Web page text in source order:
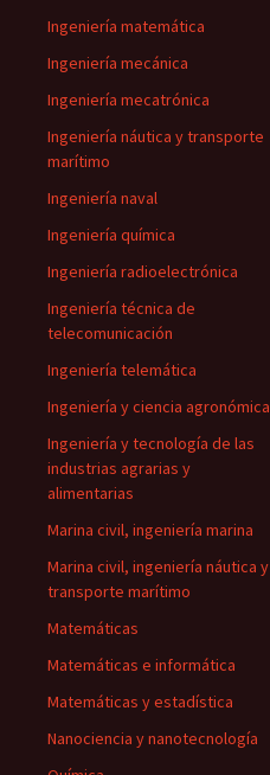
Ingeniería matemática
Ingeniería mecánica
Ingeniería mecatrónica
Ingeniería náutica y transporte
marítimo
Ingeniería naval
Ingeniería química
Ingeniería radioelectrónica
Ingeniería técnica de
telecomunicación
Ingeniería telemática
Ingeniería y ciencia agronómica
Ingeniería y tecnología de las
industrias agrarias y
alimentarias
Marina civil, ingeniería marina
Marina civil, ingeniería náutica y
transporte marítimo
Matemáticas
Matemáticas e informática
Matemáticas y estadística
Nanociencia y nanotecnología